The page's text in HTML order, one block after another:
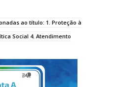
ao título: 1. Proteção à
Social 4. Atendimento